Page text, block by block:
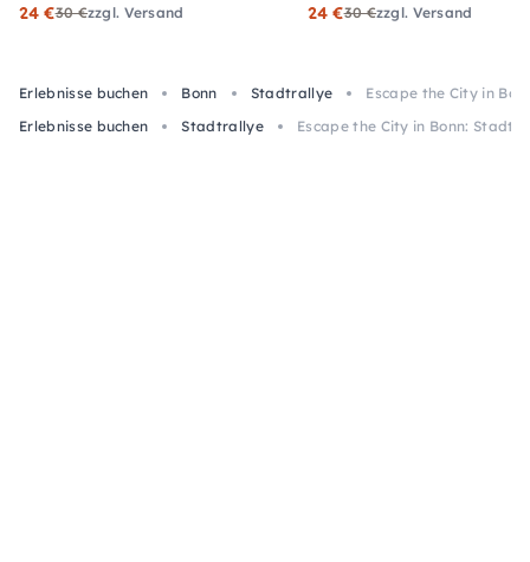
24 €30 €zzgl. Versand 24 €30 €zzgl. Versand
Erlebnisse buchen Bonn Stadtrallye
Escape the City in
Erlebnisse buchen
Stadtrallye Escape the City in Bonn: